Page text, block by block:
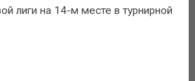
лиги на 14-м месте в турнирной